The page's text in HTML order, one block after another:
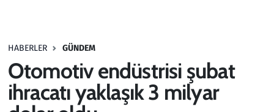
HABERLER GÜNDEM
Otomotiv endüstrisi şubat
ihracatı yaklaşık 3 milyar
Haber
Kültür Sanat